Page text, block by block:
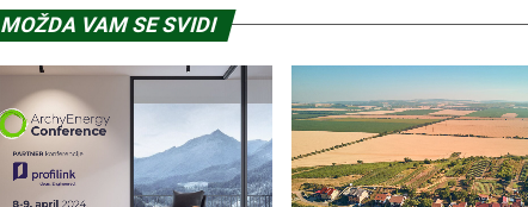
MOŽDA VAM SE SVIDI